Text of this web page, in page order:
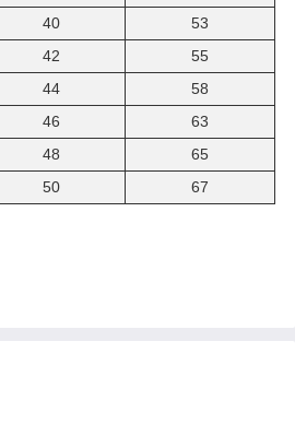
40
53
42
55
44
58
46
63
48
65
50 67